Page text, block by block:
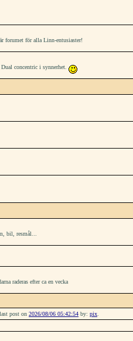
forumet för alla Linn-entusiaster!
concentric i synnerhet.
bil, resmål...
raderas efter ca en vecka
post on 2026/08/06 05:42:54 by: pix